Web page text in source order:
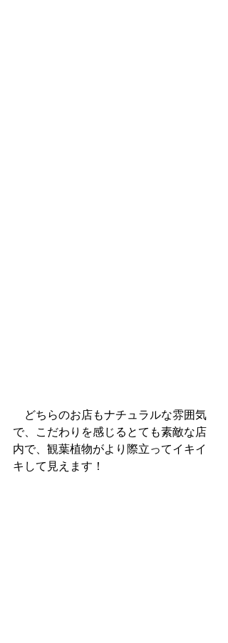
どちらのお店もナチュラルな雰囲気
で、こだわりを感じるとても素敵な店
内で、観葉植物がより際立ってイキイ
キして見えます！